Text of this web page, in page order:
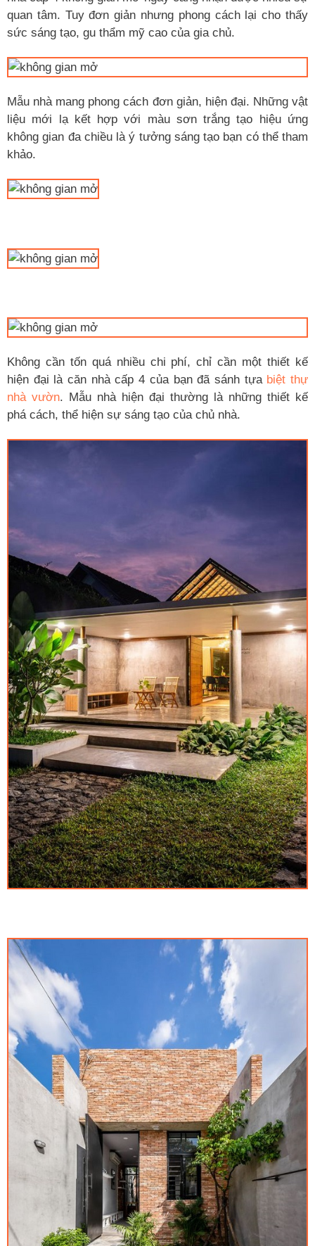
quan tâm. Tuy đơn giản nhưng phong cách lại cho thấy
sức sáng tạo, gu thẩm mỹ cao của gia chủ.
Mẫu nhà mang phong cách đơn giản, hiện đại. Những vật
liệu mới lạ kết hợp với màu sơn trắng tạo hiệu ứng
không gian đa chiều là ý tưởng sáng tạo bạn có thể tham
khảo.
Không cần tốn quá nhiều chi phí, chỉ cần một thiết kế
hiện đại là căn nhà cấp 4 của bạn đã sánh tựa biệt thự
nhà vườn. Mẫu nhà hiện đại thường là những thiết kế
phá cách, thể hiện sự sáng tạo của chủ nhà.